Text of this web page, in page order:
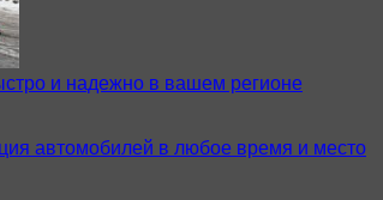
и надежно в вашем регионе
автомобилей в любое время и место